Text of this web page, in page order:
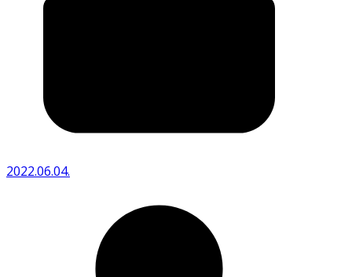
2022.06.04.